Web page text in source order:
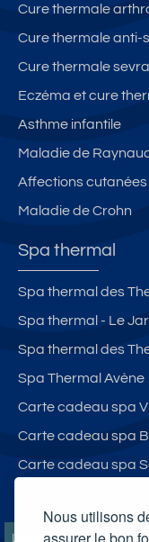
Nous utilisons
Cure thermale
Cure thermale anti-
Cure thermale
Eczéma et cure
Asthme infantile
Maladie de
Affections
Maladie de Crohn
Spa thermal
Spa thermal des
Spa thermal - Le
Spa thermal des
Spa Thermal Avène
Carte cadeau spa
Carte cadeau spa
Carte cadeau spa
LesCuristes.fr participe